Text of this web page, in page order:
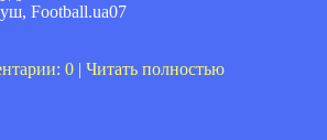
Football.ua07
0 | Читать полностью